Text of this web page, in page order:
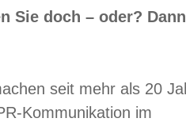
seit mehr als 20
Kommunikation im